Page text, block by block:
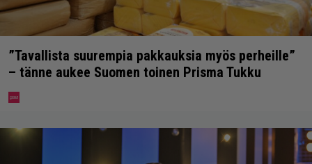
”Tavallista suurempia pakkauksia myös perheille”
– tänne aukee Suomen toinen Prisma Tukku